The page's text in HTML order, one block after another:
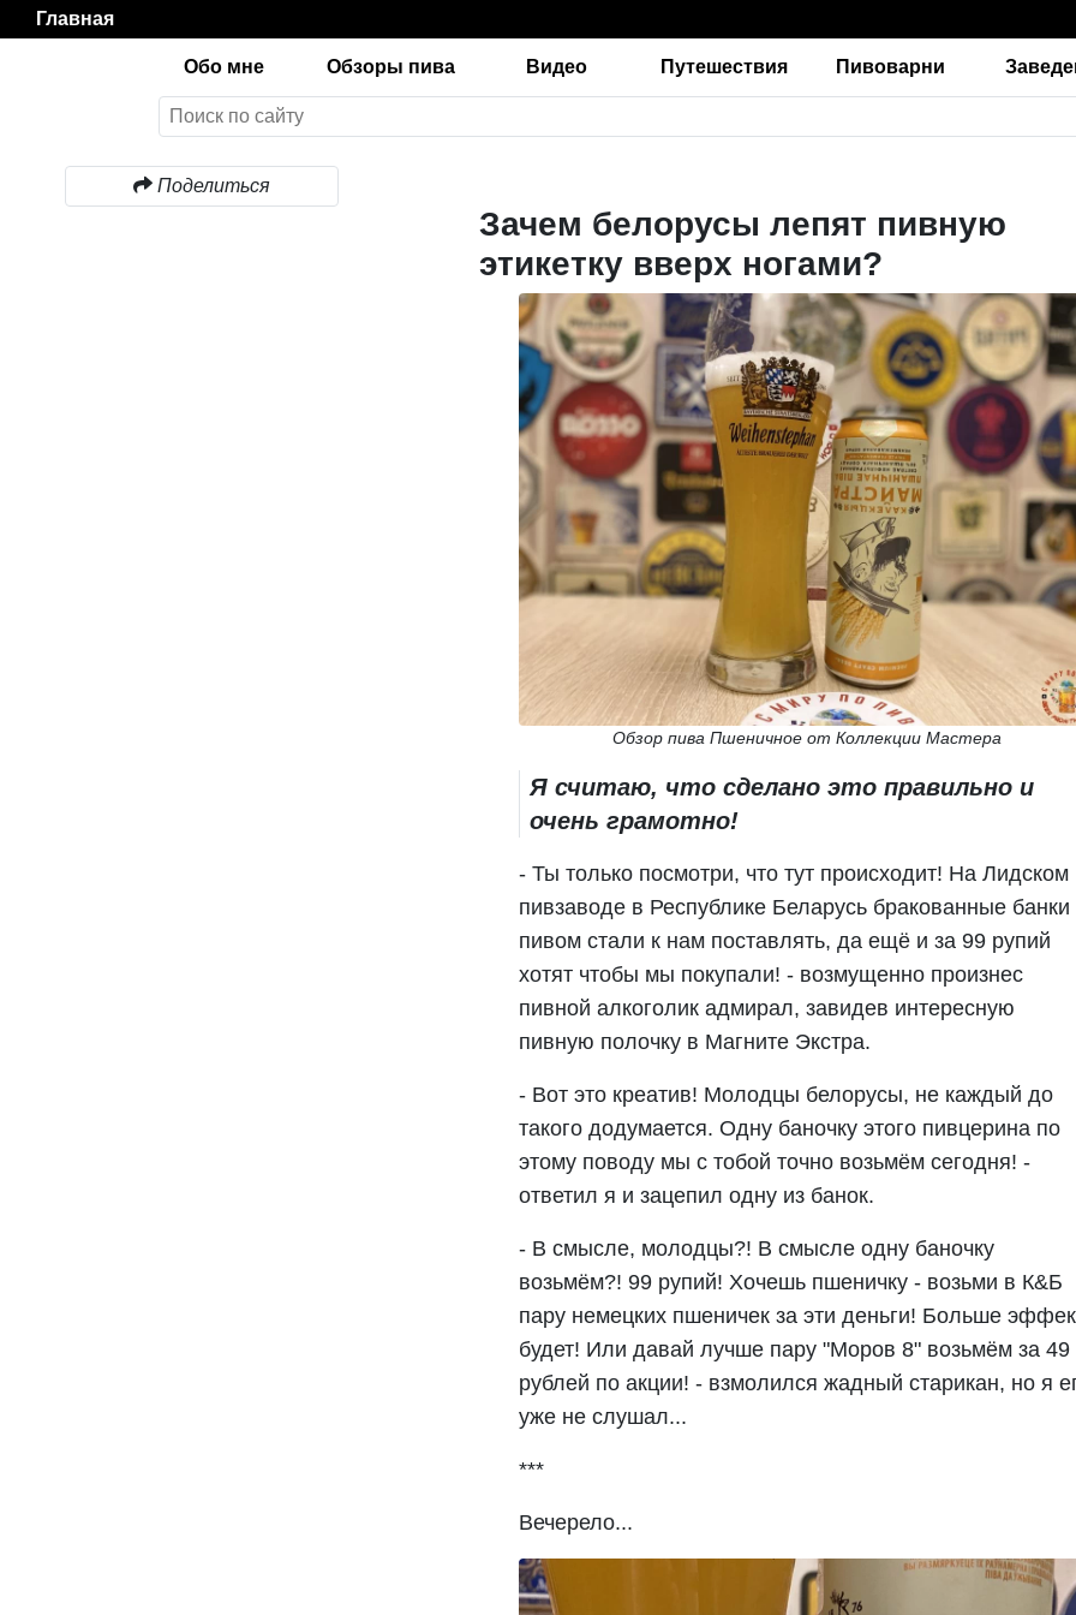
Главная
Обо мне Обзоры пива Видео Путешествия Пивоварни
Поделиться
Зачем белорусы лепят пивную
этикетку вверх ногами?
Обзор пива Пшеничное от Коллекции Мастера
Я считаю, что сделано это правильно и
очень грамотно!
- Ты только посмотри, что тут происходит! На Лидском
пивзаводе в Республике Беларусь бракованные банки
пивом стали к нам поставлять, да ещё и за 99 рупий
хотят чтобы мы покупали! - возмущенно произнес
пивной алкоголик адмирал, завидев интересную
пивную полочку в Магните Экстра.
- Вот это креатив! Молодцы белорусы, не каждый до
такого додумается. Одну баночку этого пивцерина по
этому поводу мы с тобой точно возьмём сегодня! -
ответил я и зацепил одну из банок.
- В смысле, молодцы?! В смысле одну баночку
возьмём?! 99 рупий! Хочешь пшеничку - возьми в К&Б
пару немецких пшеничек за эти деньги! Больше
будет! Или давай лучше пару "Моров 8" возьмём за 49
рублей по акции! - взмолился жадный старикан, но я
уже не слушал...
***
Вечерело...